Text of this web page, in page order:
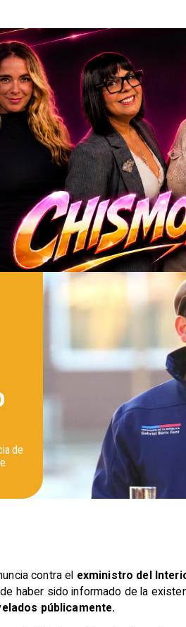
de
contra el exministro del
haber sido informado de la
públicamente.